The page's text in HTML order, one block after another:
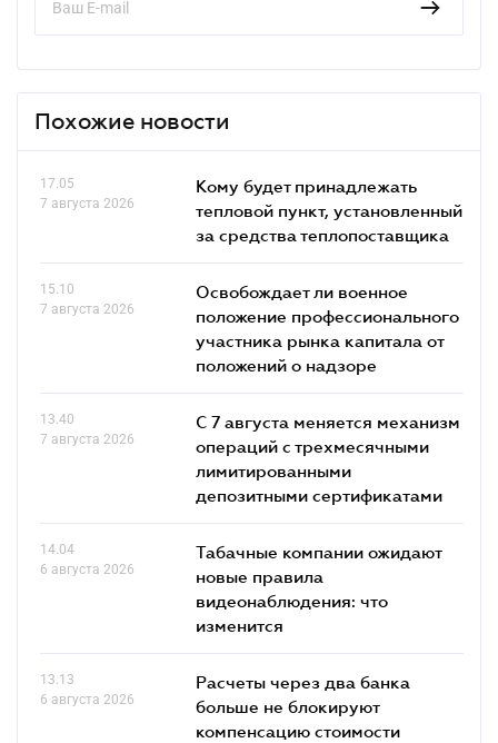
Похожие новости
17.05
7 августа 2026
Кому будет принадлежать
тепловой пункт, установленный
за средства теплопоставщика
15.10
7 августа 2026
Освобождает ли военное
положение профессионального
участника рынка капитала от
положений о надзоре
13.40
7 августа 2026
С 7 августа меняется механизм
операций с трехмесячными
лимитированными
депозитными сертификатами
14.04
6 августа 2026
Табачные компании ожидают
новые правила
видеонаблюдения: что
изменится
13.13
6 августа 2026
Расчеты через два банка
больше не блокируют
компенсацию стоимости